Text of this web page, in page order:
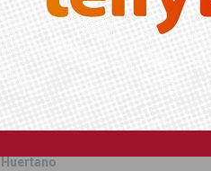
Pilar de la Horadada
conmemora con emoción el
40º aniversario de su
independencia como municipio
31/07/2026
Almoradí presume de raíces
Huertano